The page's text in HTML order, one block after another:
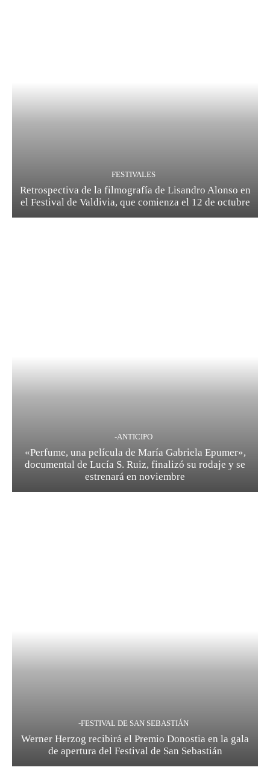
FESTIVALES
Retrospectiva de la filmografía de Lisandro Alonso en
el Festival de Valdivia, que comienza el 12 de octubre
-ANTICIPO
«Perfume, una película de María Gabriela Epumer»,
documental de Lucía S. Ruiz, finalizó su rodaje y se
estrenará en noviembre
-FESTIVAL DE SAN SEBASTIÁN
Werner Herzog recibirá el Premio Donostia en la gala
de apertura del Festival de San Sebastián